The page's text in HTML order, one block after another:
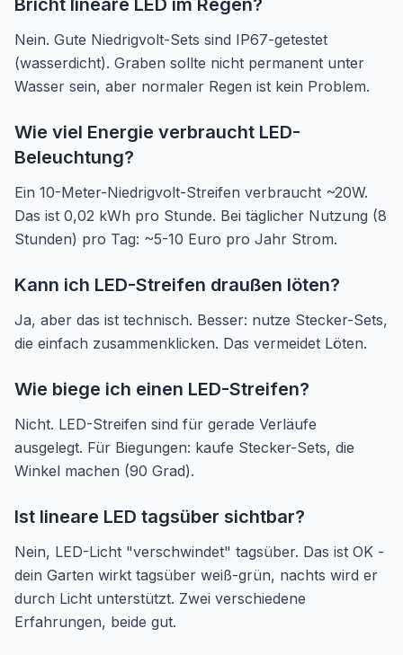
Bricht lineare LED im Regen?
Nein. Gute Niedrigvolt-Sets sind IP67-getestet
(wasserdicht). Graben sollte nicht permanent unter
Wasser sein, aber normaler Regen ist kein Problem.
Wie viel Energie verbraucht LED-
Beleuchtung?
Ein 10-Meter-Niedrigvolt-Streifen verbraucht ~20W.
Das ist 0,02 kWh pro Stunde. Bei täglicher Nutzung (8
Stunden) pro Tag: ~5-10 Euro pro Jahr Strom.
Kann ich LED-Streifen draußen löten?
Ja, aber das ist technisch. Besser: nutze Stecker-Sets,
die einfach zusammenklicken. Das vermeidet Löten.
Wie biege ich einen LED-Streifen?
Nicht. LED-Streifen sind für gerade Verläufe
ausgelegt. Für Biegungen: kaufe Stecker-Sets, die
Winkel machen (90 Grad).
Ist lineare LED tagsüber sichtbar?
Nein, LED-Licht "verschwindet" tagsüber. Das ist OK -
dein Garten wirkt tagsüber weiß-grün, nachts wird er
durch Licht unterstützt. Zwei verschiedene
Erfahrungen, beide gut.